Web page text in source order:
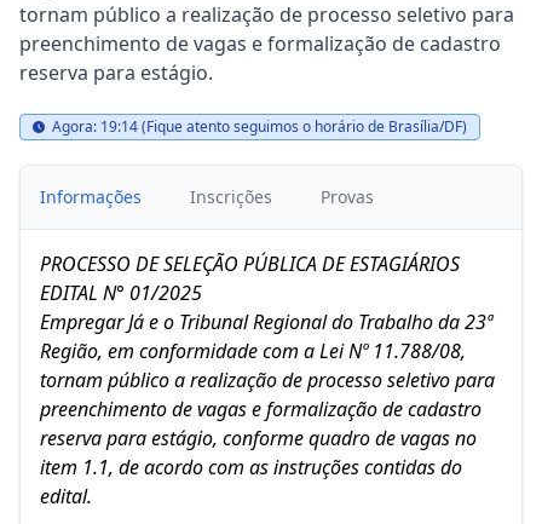
tornam público a realização de processo seletivo para
preenchimento de vagas e formalização de cadastro
reserva para estágio.
Agora: 19:14 (Fique atento seguimos o horário de Brasília/DF)
Informações Inscrições Provas
PROCESSO DE SELEÇÃO PÚBLICA DE ESTAGIÁRIOS
EDITAL N° 01/2025
Empregar Já e o Tribunal Regional do Trabalho da 23ª
Região, em conformidade com a Lei Nº 11.788/08,
tornam público a realização de processo seletivo para
preenchimento de vagas e formalização de cadastro
reserva para estágio, conforme quadro de vagas no
item 1.1, de acordo com as instruções contidas do
edital.